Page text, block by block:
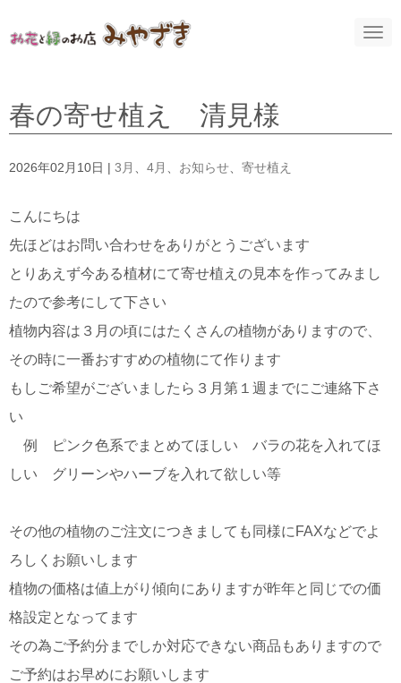
N
i
春の寄せ植え 清見様
2026年02月10日 3月 4月 お知らせ 寄せ植え
こんにちは
先ほどはお問い合わせをありがとうございます
とりあえず今ある植材にて寄せ植えの見本を作ってみまし
たので参考にして下さい
植物内容は３月の頃にはたくさんの植物がありますので、
その時に一番おすすめの植物にて作ります
もしご希望がございましたら３月第１週までにご連絡下さ
い
例 ピンク色系でまとめてほしい バラの花を入れてほ
しい グリーンやハーブを入れて欲しい等
その他の植物のご注文につきましても同様にFAXなどでよ
ろしくお願いします
植物の価格は値上がり傾向にありますが昨年と同じでの価
格設定となってます
その為ご予約分までしか対応できない商品もありますので
ご予約はお早めにお願いします